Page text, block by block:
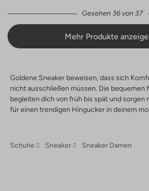
Gesehen 36 von 37
Mehr Produkte
Goldene Sneaker beweisen, dass sich
nicht ausschließen müssen. Die bequemen
begleiten dich von früh bis spät und sorgen
für einen trendigen Hingucker in deinem
Schuhe
Sneaker Sneaker Damen